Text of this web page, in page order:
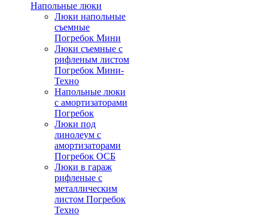
Напольные люки
Люки напольные
съемные
Погребок Мини
Люки съемные с
рифленым листом
Погребок Мини-
Техно
Напольные люки
с амортизаторами
Погребок
Люки под
линолеум с
амортизаторами
Погребок ОСБ
Люки в гараж
рифленые с
металлическим
листом Погребок
Техно